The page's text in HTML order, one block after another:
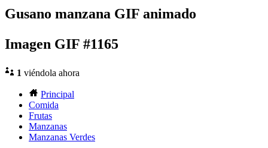
Gusano manzana GIF animado
Imagen GIF #1165
1 viéndola ahora
Principal
Comida
Frutas
Manzanas
Manzanas Verdes